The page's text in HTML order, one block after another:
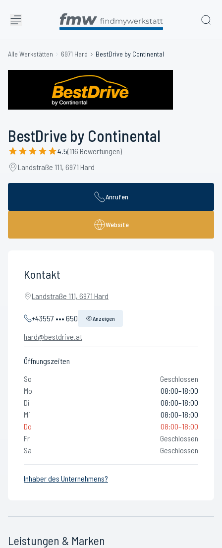
Alle Werkstätten 6971 Hard BestDrive by Continental
BestDrive by Continental
4.5(116 Bewertungen)
Landstraße 111, 6971 Hard
Anrufen
Website
Kontakt
Landstraße 111, 6971 Hard
+43557 ••• 650 Anzeigen
hard@bestdrive.at
Öffnungszeiten
So
Geschlossen
Mo
08:00–18:00
Di
08:00–18:00
Mi
08:00–18:00
Do
08:00–18:00
Fr
Geschlossen
Sa
Geschlossen
Inhaber des Unternehmens?
Leistungen & Marken